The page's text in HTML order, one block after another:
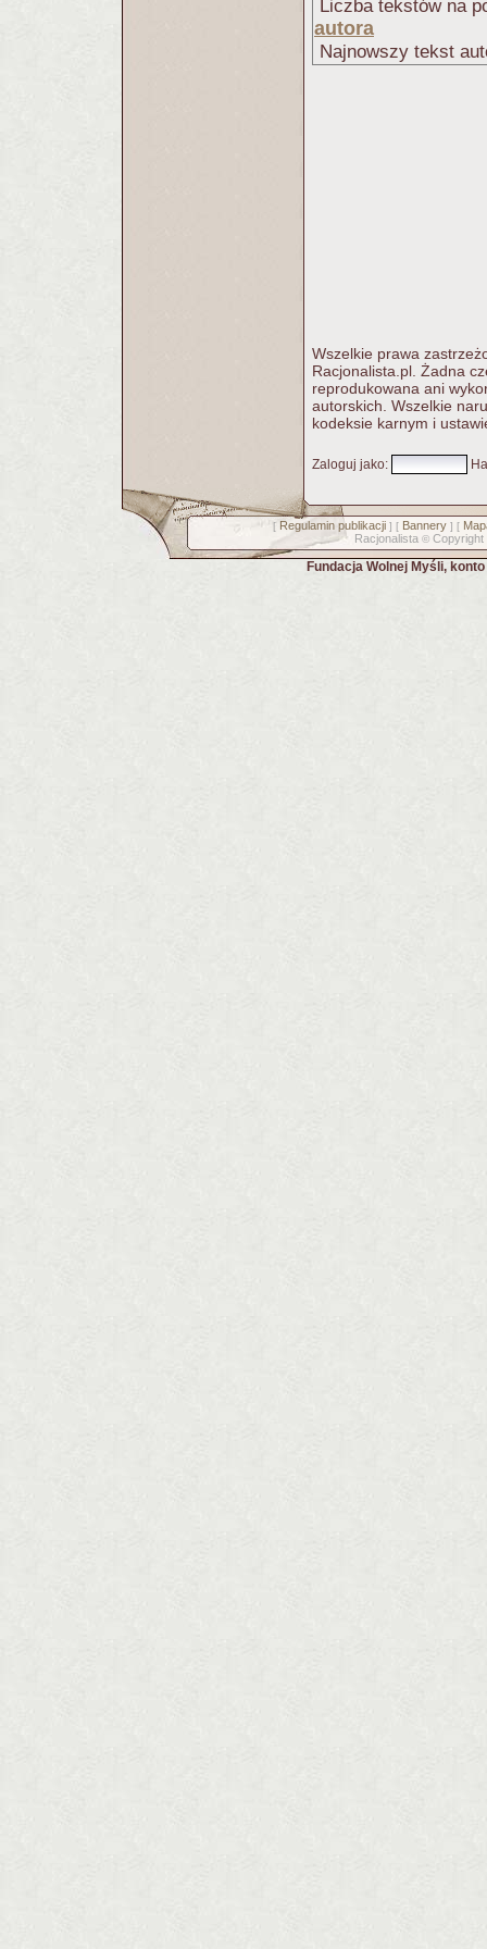
Liczba tekstów na
autora
Najnowszy tekst
Wszelkie prawa
Racjonalista.pl. Żadna
reprodukowana ani
autorskich. Wszelkie
kodeksie karnym i
Zaloguj jako:
[ Regulamin publikacji] [ Bannery] [
Racjonalista © Copyright
Fundacja Wolnej Myśli,